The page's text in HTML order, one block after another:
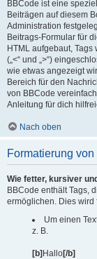
BBCode ist eine
Beiträgen auf diesem
Administration
Beitrags-Formular für
HTML aufgebaut, Tags
(„<“ und „>“)
wie etwas angezeigt
Bereich für den
von BBCode
Anleitung für dich
Nach oben
Formatierung von
Wie fetter, kursiver
BBCode enthält Tags,
ermöglichen. Dies
Um einen
z. B.
[b]Hallo[/b]